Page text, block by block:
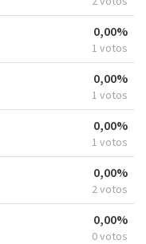
0,00%
1 votos
0,00%
1 votos
0,00%
1 votos
0,00%
2 votos
0,00%
0 votos